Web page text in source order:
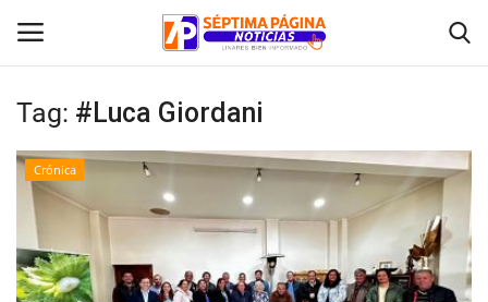
Inicio
Crónica
Policial
Tag: #Luca Giordani
Crónica